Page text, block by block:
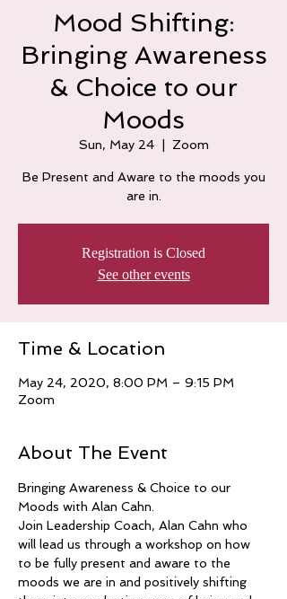
Mood Shifting:
Bringing Awareness
& Choice to our
Moods
Sun, May 24
  |
Zoom
Be Present and Aware to the moods you
are in.
Registration is Closed
See other events
Time & Location
May 24, 2020, 8:00 PM – 9:15 PM
Zoom
About The Event
Bringing Awareness & Choice to our
Moods with Alan Cahn.
Join Leadership Coach, Alan Cahn who
will lead us through a workshop on how
to be fully present and aware to the
moods we are in and positively shifting